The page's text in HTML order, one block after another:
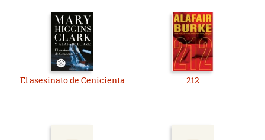
El asesinato de Cenicienta 212